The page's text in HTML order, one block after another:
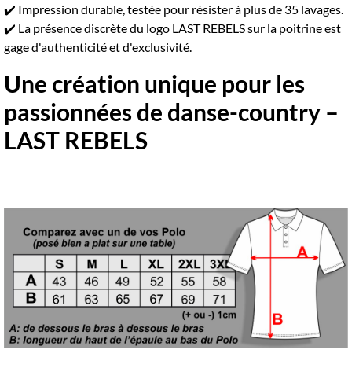
✔️ Impression durable, testée pour résister à plus de 35 lavages.
✔️ La présence discrète du logo LAST REBELS sur la poitrine est
gage d'authenticité et d'exclusivité.
Une création unique pour les
passionnées de danse-country –
LAST REBELS